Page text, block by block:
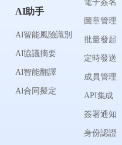
AI助手
AI智能風險識別
AI協議摘要
AI智能翻譯
AI合同擬定
電子簽名
圖章管理
批量發起
定時發送
成員管理
API集成
簽署通知
身份認證